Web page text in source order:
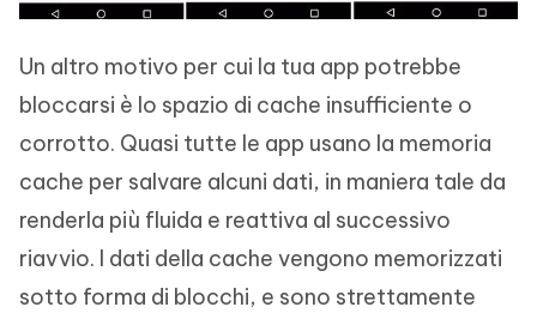
Un altro motivo per cui la tua app potrebbe
bloccarsi è lo spazio di cache insufficiente o
corrotto. Quasi tutte le app usano la memoria
cache per salvare alcuni dati, in maniera tale da
renderla più fluida e reattiva al successivo
riavvio. I dati della cache vengono memorizzati
sotto forma di blocchi, e sono strettamente